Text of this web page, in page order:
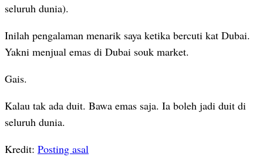
seluruh dunia).
Inilah pengalaman menarik saya ketika bercuti kat Dubai.
Yakni menjual emas di Dubai souk market.
Gais.
Kalau tak ada duit. Bawa emas saja. Ia boleh jadi duit di
seluruh dunia.
Kredit: Posting asal